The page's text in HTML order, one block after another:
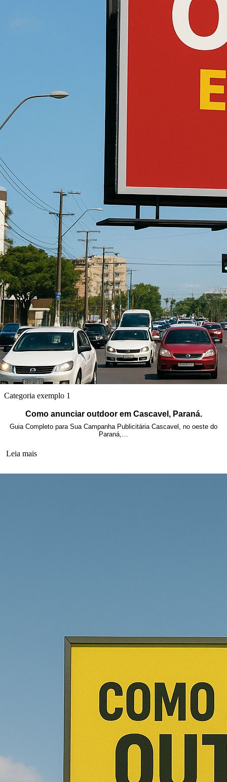
Categoria exemplo 1
Como anunciar outdoor em Cascavel, Paraná.
Guia Completo para Sua Campanha Publicitária Cascavel, no oeste do
Paraná,…
Leia mais